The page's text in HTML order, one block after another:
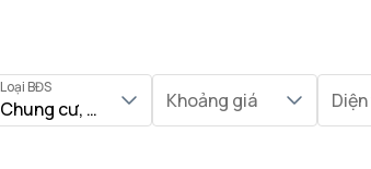
Loại BĐS
Chung cư, Shophouse khối đế
Khoảng giá